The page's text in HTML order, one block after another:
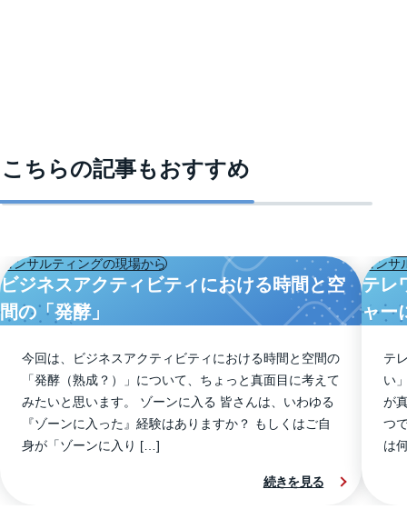
こちらの記事もおすすめ
コンサルティングの現場から
ビジネスアクティビティにおける時間と空
間の「発酵」
今回は、ビジネスアクティビティにおける時間と空間の
「発酵（熟成？）」について、ちょっと真面目に考えて
みたいと思います。 ゾーンに入る 皆さんは、いわゆる
『ゾーンに入った』経験はありますか？ もしくはご自
身が「ゾーンに入り […]
続きを見る
コン
テレ
ャー
テ
い
が
つ
は